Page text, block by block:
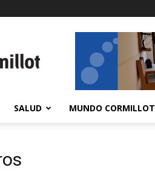
SALUD MUNDO CORMILLOT